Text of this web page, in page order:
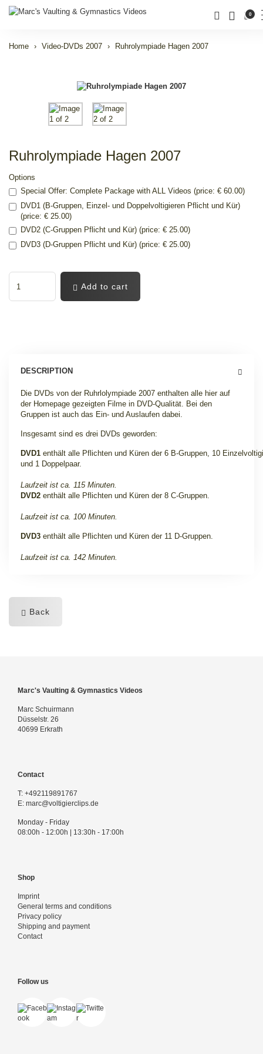
0
Home Video-DVDs 2007 Ruhrolympiade Hagen 2007
Ruhrolympiade Hagen 2007
Options
Special Offer: Complete Package with ALL Videos (price: € 60.00)
DVD1 (B-Gruppen, Einzel- und Doppelvoltigieren Pflicht und Kür)
(price: € 25.00)
DVD2 (C-Gruppen Pflicht und Kür) (price: € 25.00)
DVD3 (D-Gruppen Pflicht und Kür) (price: € 25.00)
Add to cart
DESCRIPTION
Die DVDs von der Ruhrlolympiade 2007 enthalten alle hier auf
der Homepage gezeigten Filme in DVD-Qualität. Bei den
Gruppen ist auch das Ein- und Auslaufen dabei.
Insgesamt sind es drei DVDs geworden:
DVD1 enthält alle Pflichten und Küren der 6 B-Gruppen, 10
und 1 Doppelpaar.
Laufzeit ist ca. 115 Minuten.
DVD2 enthält alle Pflichten und Küren der 8 C-Gruppen.
Laufzeit ist ca. 100 Minuten.
DVD3 enthält alle Pflichten und Küren der 11 D-Gruppen.
Laufzeit ist ca. 142 Minuten.
Back
Marc's Vaulting & Gymnastics Videos
Marc Schuirmann
Düsselstr. 26
40699 Erkrath
Contact
T: +492119891767
E: marc@voltigierclips.de
Monday - Friday
08:00h - 12:00h | 13:30h - 17:00h
Shop
Imprint
General terms and conditions
Privacy policy
Shipping and payment
Contact
Follow us